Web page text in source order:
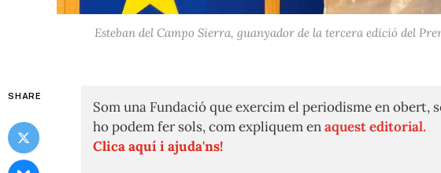
Esteban del Campo Sierra, guanyador de la tercera edició del
SHARE
Som una Fundació que exercim el periodisme en obert,
ho podem fer sols, com expliquem enaquest editorial.
Clica aquí i ajuda'ns!